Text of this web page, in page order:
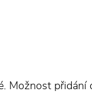
Možnost přidání